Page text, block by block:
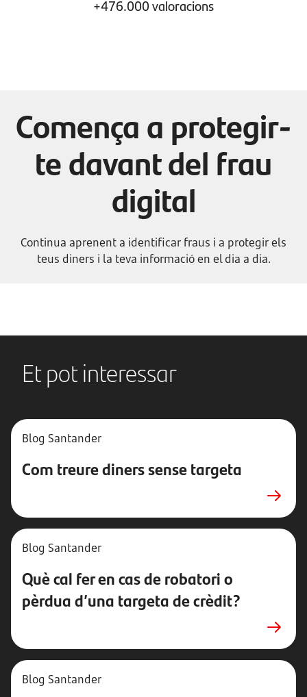
+476.000 valoracions
Comença a protegir-
te davant del frau
digital
Continua aprenent a identificar fraus i a protegir els
teus diners i la teva informació en el dia a dia.
Et pot interessar
Blog Santander
Com treure diners sense targeta
Blog Santander
Què cal fer en cas de robatori o
pèrdua d’una targeta de crèdit?
Blog Santander